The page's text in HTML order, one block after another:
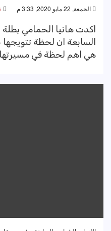
الجمعة, 22 مايو 2020, 3:33 م
اكدت هانيا الحمامي
السابعة ان لحظة
هي اهم لحظة في